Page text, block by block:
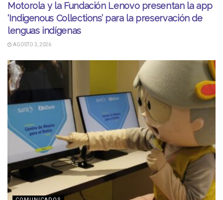
Motorola y la Fundación Lenovo presentan la app
‘Indigenous Collections’ para la preservación de
lenguas indígenas
AGOSTO 3, 2026